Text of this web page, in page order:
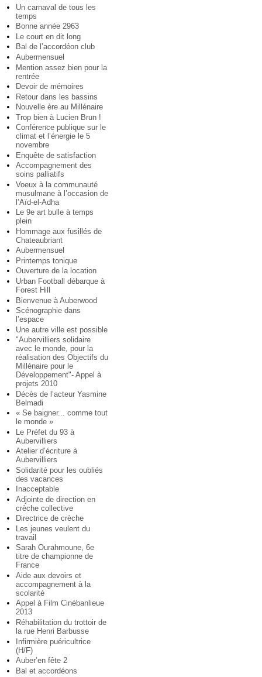
Un carnaval de tous les
temps
Bonne année 2963
Le court en dit long
Bal de l’accordéon club
Aubermensuel
Mention assez bien pour la
rentrée
Devoir de mémoires
Retour dans les bassins
Nouvelle ère au Millénaire
Trop bien à Lucien Brun !
Conférence publique sur le
climat et l’énergie le 5
novembre
Enquête de satisfaction
Accompagnement des
soins palliatifs
Voeux à la communauté
musulmane à l’occasion de
l’Aïd-el-Adha
Le 9e art bulle à temps
plein
Hommage aux fusillés de
Chateaubriant
Aubermensuel
Printemps tonique
Ouverture de la location
Urban Football débarque à
Forest Hill
Bienvenue à Auberwood
Scénographie dans
l’espace
Une autre ville est possible
"Aubervilliers solidaire
avec le monde, pour la
réalisation des Objectifs du
Millénaire pour le
Développement"- Appel à
projets 2010
Décès de l’acteur Yasmine
Belmadi
« Se baigner... comme tout
le monde »
Le Préfet du 93 à
Aubervilliers
Atelier d’écriture à
Aubervilliers
Solidarité pour les oubliés
des vacances
Inacceptable
Adjointe de direction en
crèche collective
Directrice de crèche
Les jeunes veulent du
travail
Sarah Ourahmoune, 6e
titre de championne de
France
Aide aux devoirs et
accompagnement à la
scolarité
Appel à Film Cinébanlieue
2013
Réhabilitation du trottoir de
la rue Henri Barbusse
Infirmière puéricultrice
(H/F)
Auber’en fête 2
Bal et accordéons